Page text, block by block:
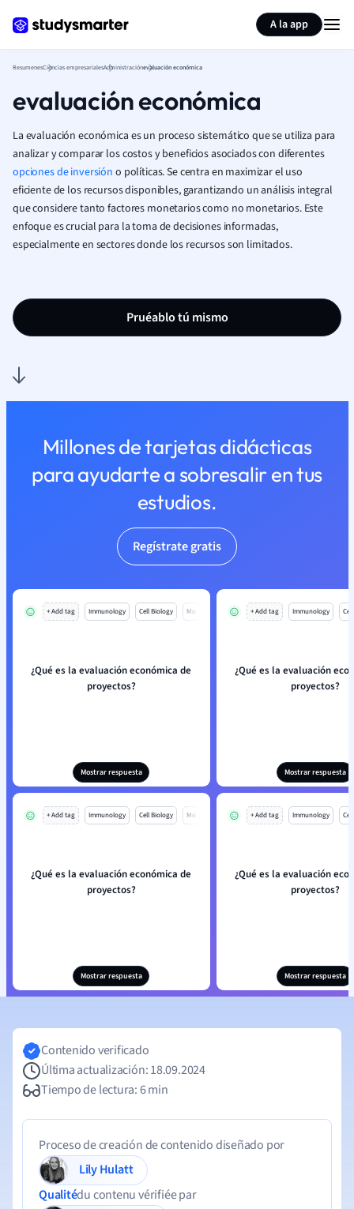
A la app
ResumenesCiencias empresarialesAdministraciónevaluación económica
evaluación económica
La evaluación económica es un proceso sistemático que se utiliza para
analizar y comparar los costos y beneficios asociados con diferentes
opciones de inversión o políticas. Se centra en maximizar el uso
eficiente de los recursos disponibles, garantizando un análisis integral
que considere tanto factores monetarios como no monetarios. Este
enfoque es crucial para la toma de decisiones informadas,
especialmente en sectores donde los recursos son limitados.
Pruéablo tú mismo
Millones de tarjetas didácticas
para ayudarte a sobresalir en tus
estudios.
Regístrate gratis
+ Add tag Immunology Cell Biology Mo
¿Qué es la evaluación económica de
proyectos?
Mostrar respuesta
+ Add tag Immunology
¿Qué es la evaluación
proyectos?
Mostrar respuesta
+ Add tag Immunology Cell Biology Mo
¿Qué es la evaluación económica de
proyectos?
Mostrar respuesta
+ Add tag Immunology
¿Qué es la evaluación
proyectos?
Mostrar respuesta
Resumir página
Contenido verificado
Última actualización: 18.09.2024
Tiempo de lectura: 6 min
Proceso de creación de contenido diseñado por
Lily Hulatt
Qualitédu contenu vérifiée par